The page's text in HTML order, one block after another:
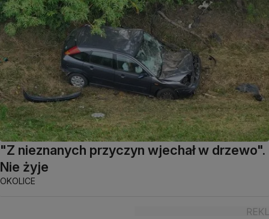
"Z nieznanych przyczyn wjechał w drzewo".
Nie żyje
OKOLICE